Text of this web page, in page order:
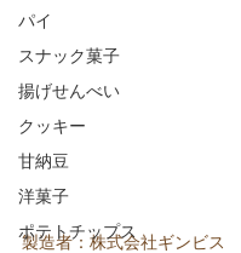
パイ
スナック菓子
揚げせんべい
クッキー
甘納豆
洋菓子
ポテトチップス
​製造者：株式会社ギンビス